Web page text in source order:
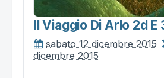
Il Viaggio Di Arlo 2d E
sabato 12 dicembre 2015
dicembre 2015